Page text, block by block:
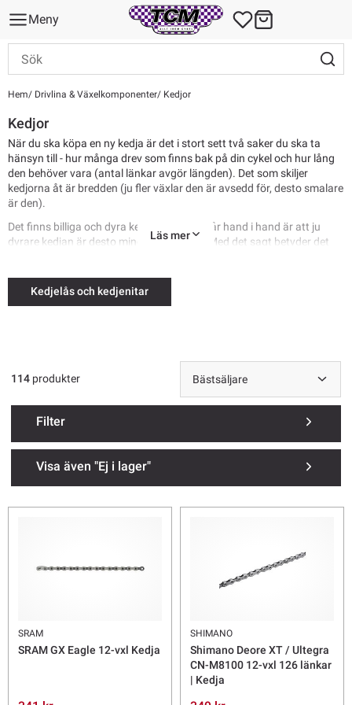
Meny
Hem Drivlina & Växelkomponenter Kedjor
Kedjor
Kedjelås och kedjenitar
När du ska köpa en ny kedja är det i stort sett två saker du ska ta
hänsyn till - hur många drev som finns bak på din cykel och hur lång
den behöver vara (antal länkar avgör längden). Det som skiljer
kedjorna åt är bredden (ju fler växlar den är avsedd för, desto smalare
är den).
Det finns billiga och dyra kedjor, det som går hand i hand är att ju
dyrare kedjan är desto mindre väger den. Med det sagt betyder det
Vi får ofta frågan vad vi rekommenderar för kedjor till Elcyklar,
lastcyklar mm och rent generellt kan man säga att de kedjor som är
flesta kedjorna på marknaden så kallat "E-bike approved" möjligen
bortsett från de allra lättaste kedjorna men vi har generellt valt att
rekommendera de specifika och ofta längre (fler länkar) E-bike
(elcykel) kedjorna.
Frakt från 69 kr. Skrymmande produkter kan ha högre fraktkostnad.
Läs mer
Filter
Visa även "Ej i lager"
114 produkter
SRAM
SRAM GX Eagle 12-vxl Kedja
SHIMANO
Shimano Deore XT / Ultegra
CN-M8100 12-vxl 126 länkar
| Kedja